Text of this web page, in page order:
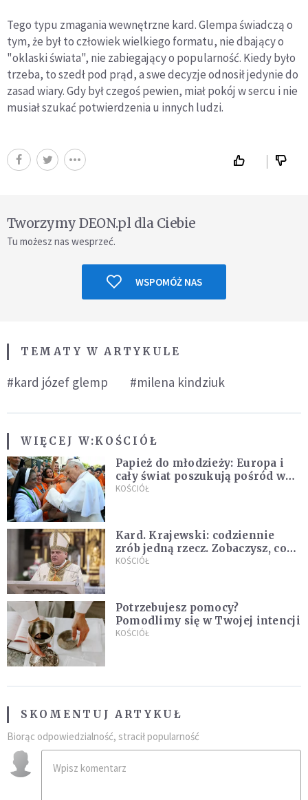
Tego typu zmagania wewnętrzne kard. Glempa świadczą o
tym, że był to człowiek wielkiego formatu, nie dbający o
"oklaski świata", nie zabiegający o popularność. Kiedy było
trzeba, to szedł pod prąd, a swe decyzje odnosił jedynie do
zasad wiary. Gdy był czegoś pewien, miał pokój w sercu i nie
musiał szukać potwierdzenia u innych ludzi.
Tworzymy DEON.pl dla Ciebie
Tu możesz nas wesprzeć.
WSPOMÓŻ NAS
TEMATY W ARTYKULE
#kard józef glemp #milena kindziuk
WIĘCEJ W:KOŚCIÓŁ
Papież do młodzieży: Europa i
cały świat poszukują pośród was
nowych świętych
KOŚCIÓŁ
Kard. Krajewski: codziennie
zrób jedną rzecz. Zobaczysz, co
stanie się z twoim życiem
KOŚCIÓŁ
Potrzebujesz pomocy?
Pomodlimy się w Twojej intencji
KOŚCIÓŁ
SKOMENTUJ ARTYKUŁ
Biorąc odpowiedzialność, stracił popularność